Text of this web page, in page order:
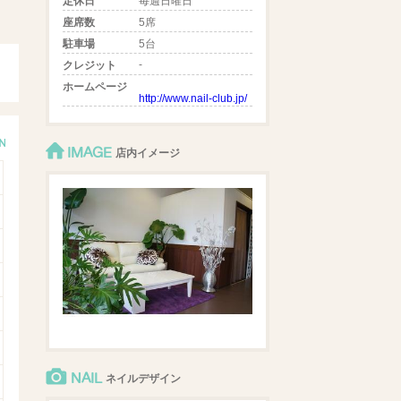
座席数
5席
駐車場
5台
クレジット
-
ホームページ
http://www.nail-club.jp/
IMAGE 店内イメージ
NAIL ネイルデザイン